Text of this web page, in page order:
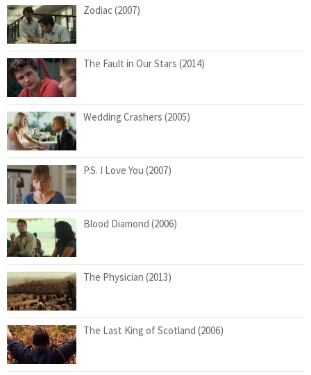
Zodiac (2007)
The Fault in Our Stars (2014)
Wedding Crashers (2005)
P.S. I Love You (2007)
Blood Diamond (2006)
The Physician (2013)
The Last King of Scotland (2006)